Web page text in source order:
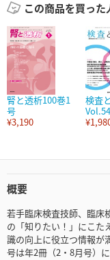
この商品を買った
腎と透析100巻1
号
¥3,190
検査
概要
若手臨床検査技師、臨床
の「知りたい！」にこた
識の向上に役立つ情報が
号は年2冊（2・8月号）